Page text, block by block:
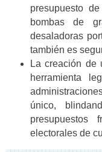
presupuesto
bombas de
desaladoras
también es
La creación
herramienta
único,
electorales de